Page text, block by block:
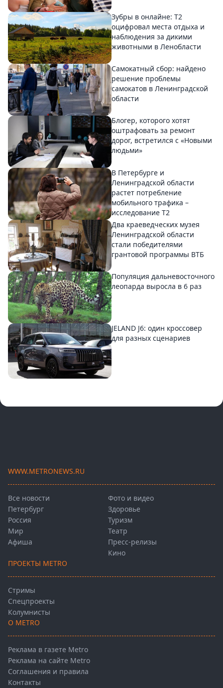
Зубры в онлайне: Т2
оцифровал места отдыха и
наблюдения за дикими
животными в Ленобласти
Самокатный сбор: найдено
решение проблемы
самокатов в Ленинградской
области
Блогер, которого хотят
оштрафовать за ремонт
дорог, встретился с «Новыми
людьми»
В Петербурге и
Ленинградской области
растет потребление
мобильного трафика –
исследование T2
Два краеведческих музея
Ленинградской области
стали победителями
грантовой программы ВТБ
Популяция дальневосточного
леопарда выросла в 6 раз
JELAND J6: один кроссовер
для разных сценариев
WWW.METRONEWS.RU
Все новости
Петербург
Россия
Мир
Афиша
Фото и видео
Здоровье
Туризм
Театр
Пресс-релизы
Кино
ПРОЕКТЫ METRO
Стримы
Спецпроекты
Колумнисты
О METRO
Реклама в газете Metro
Реклама на сайте Metro
Соглашения и правила
Контакты